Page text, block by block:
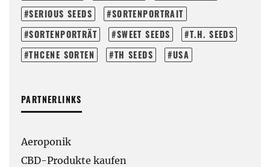
SERIOUS SEEDS
SORTENPORTRAIT
SORTENPORTRÄT
SWEET SEEDS
T.H. SEEDS
THCENE SORTEN
TH SEEDS USA
PARTNERLINKS
Aeroponik
CBD-Produkte kaufen